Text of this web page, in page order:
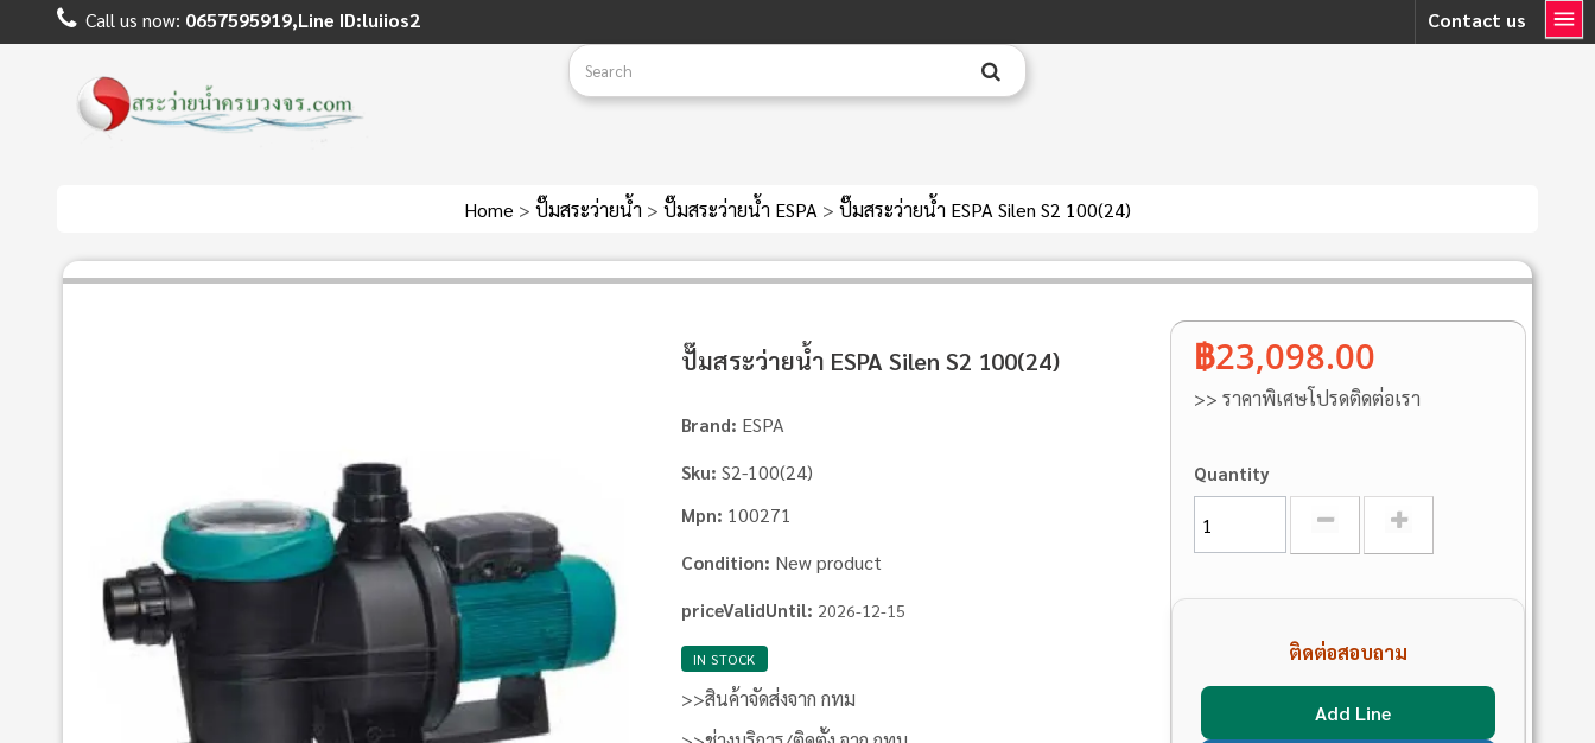
Contact us
Call us now: 0657595919,Line ID:luiios2
Home > ปั๊มสระว่ายน้ำ > ปั๊มสระว่ายน้ำ ESPA > ปั๊มสระว่ายน้ำ ESPA Silen S2 100(24)
ปั๊มสระว่ายน้ำ ESPA Silen S2 100(24)
Brand: ESPA
Sku: S2-100(24)
Mpn: 100271
Condition: New product
priceValidUntil: 2026-12-15
IN STOCK
>>สินค้าจัดส่งจาก กทม
฿23,098.00
>> ราคาพิเศษโปรดติดต่อเรา
Quantity
ติดต่อสอบถาม
Add Line